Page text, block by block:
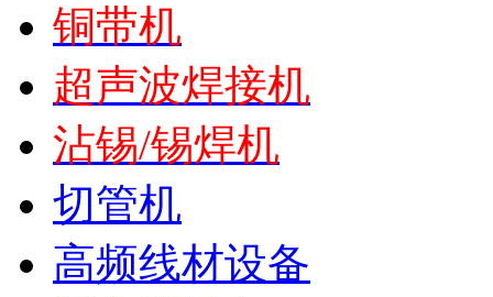
铜带机
超声波焊接机
沾锡/锡焊机
切管机
高频线材设备